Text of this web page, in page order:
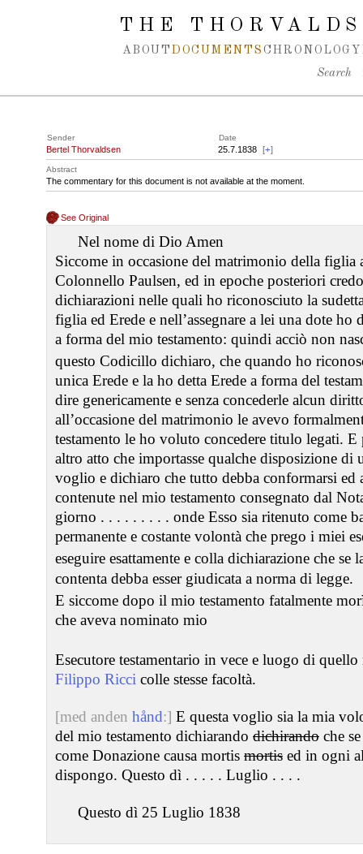
Spring navigation over
THE
ABOUT DOCUMENTS CHRONOLOGY
Search
Sender Date
Bertel Thorvaldsen 25.7.1838 [+]
Abstract
The commentary for this document is not available at the moment.
See Original
Nel nome di Dio Amen
Siccome in occasione del matrimonio della figlia
Colonnello Paulsen, ed in epoche posteriori
dichiarazioni nelle quali ho riconosciuto la
figlia ed Erede e nell’assegnare a lei una dote ho
a forma del mio testamento: quindi acciò non
questo Codicillo dichiaro, che quando ho
unica Erede e la ho detta Erede a forma del
dire genericamente e senza concederle alcun
all’occasione del matrimonio le avevo
testamento le ho voluto concedere titulo legati.
altro atto che importasse qualche disposizione
voglio e dichiaro che tutto debba conformarsi ed
contenute nel mio testamento consegnato dal
giorno . . . . . . . . . onde Esso sia ritenuto come
permanente e costante volontà che prego i miei
eseguire esattamente e colla dichiarazione che se
contenta debba esser giudicata a norma di legge.
E siccome dopo il mio testamento fatalmente
che aveva nominato mio
Esecutore testamentario in vece e luogo di
Filippo Ricci colle stesse facoltà.
[med anden hånd:] E questa voglio sia la mia
del mio testamento dichiarando dichirando che
come Donazione causa mortis mortis ed in ogni
dispongo. Questo dì . . . . . Luglio . . . .
Questo dì 25 Luglio 1838